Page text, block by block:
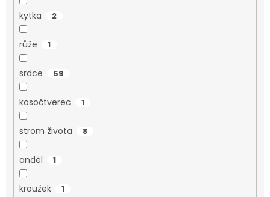
kytka 2
růže 1
srdce 59
kosočtverec 1
strom života 8
anděl 1
kroužek 1